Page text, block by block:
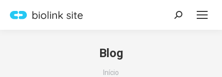
Search:
Blog
Você está aqui:
Início